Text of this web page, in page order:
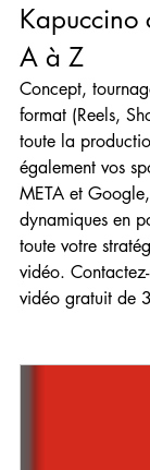
Kapuccino
A à Z
Concept,
format (Reels,
toute la
également vos
META et
dynamiques en
toute votre
vidéo.
vidéo gratuit de